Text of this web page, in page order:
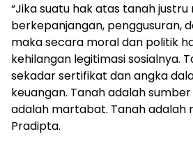
“Jika suatu hak atas tanah
berkepanjangan, penggusuran,
maka secara moral dan politik
kehilangan legitimasi sosialnya.
sekadar sertifikat dan angka
keuangan. Tanah adalah
adalah martabat. Tanah adalah
Pradipta.